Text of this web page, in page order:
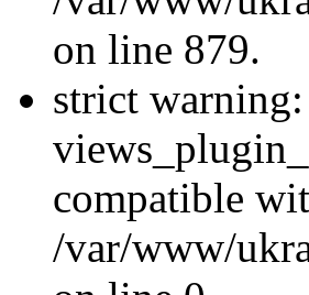
on line 879.
strict
compatible
/var/www/